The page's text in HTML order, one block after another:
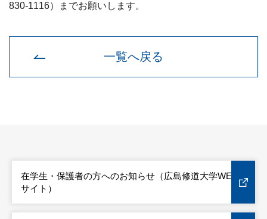
830-1116）までお願いします。
一覧へ戻る
在学生・保護者の方へのお知らせ （広島修道大学WEB
サイト）